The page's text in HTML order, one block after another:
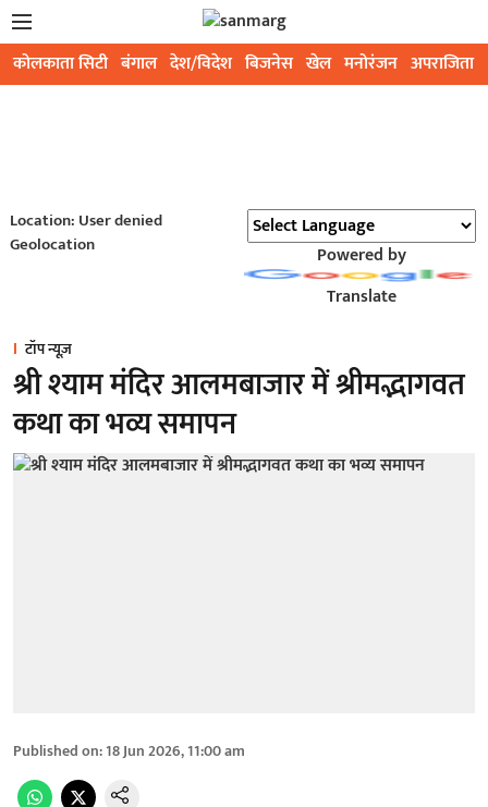
कोलकाता सिटी बंगाल देश/विदेश बिजनेस खेल मनोरंजन अपराजिता
Location: User denied
Geolocation
Powered by
Translate
टॉप न्यूज़
श्री श्याम मंदिर आलमबाजार में श्रीमद्भागवत
कथा का भव्य समापन
Published on:18 Jun 2026, 11:00 am